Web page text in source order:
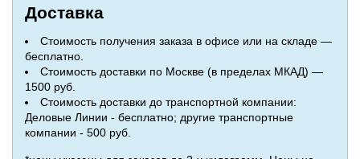
Доставка
Стоимость получения заказа в офисе или на складе —
бесплатно.
Стоимость доставки по Москве (в пределах МКАД) —
1500 руб.
Стоимость доставки до транспортной компании:
Деловые Линии - бесплатно; другие транспортные
компании - 500 руб.